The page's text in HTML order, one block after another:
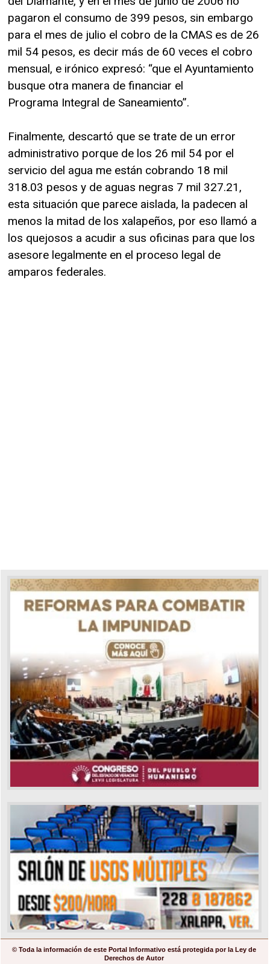
pagaron el consumo de 399 pesos, sin embargo
para el mes de julio el cobro de la CMAS es de 26
mil 54 pesos, es decir más de 60 veces el cobro
mensual, e irónico expresó: “que el Ayuntamiento
busque otra manera de financiar el
Programa Integral de Saneamiento”.
Finalmente, descartó que se trate de un error
administrativo porque de los 26 mil 54 por el
servicio del agua me están cobrando 18 mil
318.03 pesos y de aguas negras 7 mil 327.21,
esta situación que parece aislada, la padecen al
menos la mitad de los xalapeños, por eso llamó a
los quejosos a acudir a sus oficinas para que los
asesore legalmente en el proceso legal de
amparos federales.
© Toda la información de este Portal Informativo está protegida por la Ley de
Derechos de Autor